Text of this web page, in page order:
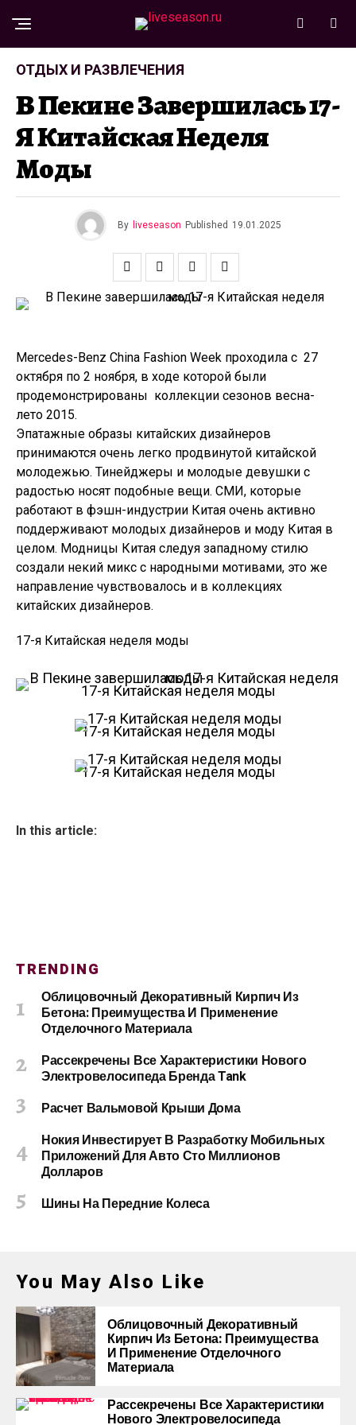
ОТДЫХ И РАЗВЛЕЧЕНИЯ
В Пекине Завершилась 17-
Я Китайская Неделя
Моды
By liveseason Published 19.01.2025
Mercedes-Benz China Fashion Week проходила с 27
октября по 2 ноября, в ходе которой были
продемонстрированы коллекции сезонов весна-
лето 2015.
Эпатажные образы китайских дизайнеров
принимаются очень легко продвинутой китайской
молодежью. Тинейджеры и молодые девушки с
радостью носят подобные вещи. СМИ, которые
работают в фэшн-индустрии Китая очень активно
поддерживают молодых дизайнеров и моду Китая в
целом. Модницы Китая следуя западному стилю
создали некий микс с народными мотивами, это же
направление чувствовалось и в коллекциях
китайских дизайнеров.
17-я Китайская неделя моды
17-я Китайская неделя моды
17-я Китайская неделя моды
17-я Китайская неделя моды
In this article:
TRENDING
Облицовочный Декоративный Кирпич Из
Бетона: Преимущества И Применение
Отделочного Материала
Рассекречены Все Характеристики Нового
Электровелосипеда Бренда Tank
Расчет Вальмовой Крыши Дома
Нокия Инвестирует В Разработку Мобильных
Приложений Для Авто Сто Миллионов
Долларов
Шины На Передние Колеса
You May Also Like
Облицовочный Декоративный
Кирпич Из Бетона: Преимущества
И Применение Отделочного
Материала
Рассекречены Все Характеристики
Нового Электровелосипеда